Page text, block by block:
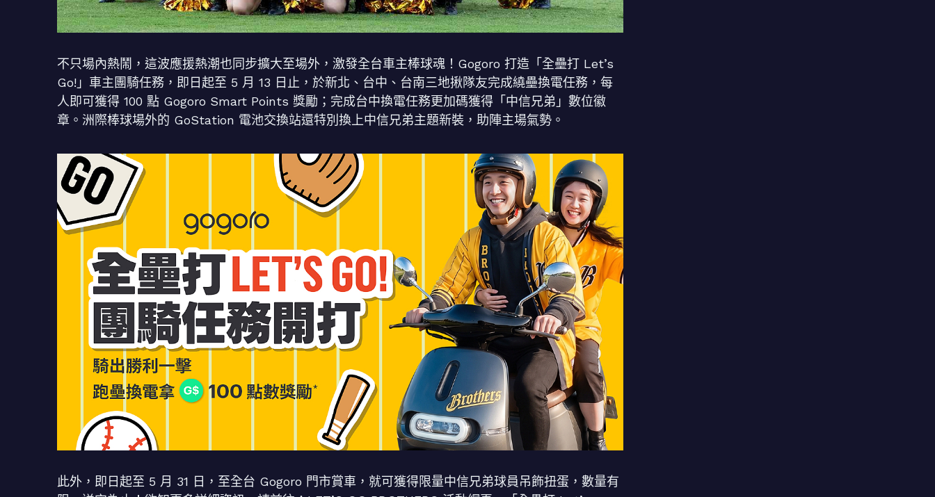
不只場內熱鬧，這波應援熱潮也同步擴大至場外，激發全台車主棒球魂！Gogoro 打造「全壘打 Let’s
Go!」車主團騎任務，即日起至 5 月 13 日止，於新北、台中、台南三地揪隊友完成繞壘換電任務，每
人即可獲得 100 點 Gogoro Smart Points 獎勵；完成台中換電任務更加碼獲得「中信兄弟」數位徽
章。洲際棒球場外的 GoStation 電池交換站還特別換上中信兄弟主題新裝，助陣主場氣勢。
此外，即日起至 5 月 31 日，至全台 Gogoro 門市賞車，就可獲得限量中信兄弟球員吊飾扭蛋，數量有